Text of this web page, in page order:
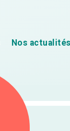
Nos actualités